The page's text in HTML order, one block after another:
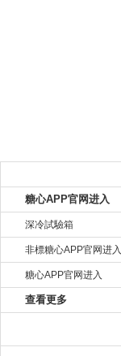
糖心APP官网进入
深冷試驗箱
非標糖心APP官网进入
糖心APP官网进入
查看更多